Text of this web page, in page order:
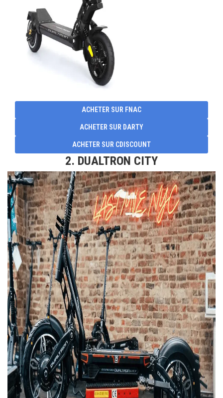
ACHETER SUR FNAC
ACHETER SUR DARTY
ACHETER SUR CDISCOUNT
2. DUALTRON CITY